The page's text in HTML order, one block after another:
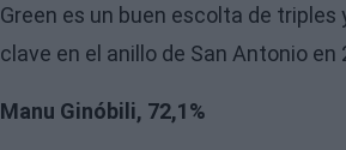
Green es un buen escolta de triples
clave en el anillo de San Antonio en
Manu Ginóbili, 72,1%